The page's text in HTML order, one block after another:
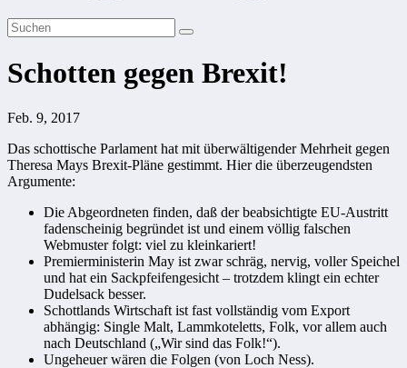
Schotten gegen Brexit!
Feb. 9, 2017
Das schottische Parlament hat mit überwältigender Mehrheit gegen
Theresa Mays Brexit-Pläne gestimmt. Hier die überzeugendsten
Argumente:
Die Abgeordneten finden, daß der beabsichtigte EU-Austritt
fadenscheinig begründet ist und einem völlig falschen
Webmuster folgt: viel zu kleinkariert!
Premierministerin May ist zwar schräg, nervig, voller Speichel
und hat ein Sackpfeifengesicht – trotzdem klingt ein echter
Dudelsack besser.
Schottlands Wirtschaft ist fast vollständig vom Export
abhängig: Single Malt, Lammkoteletts, Folk, vor allem auch
nach Deutschland („Wir sind das Folk!“).
Ungeheuer wären die Folgen (von Loch Ness).